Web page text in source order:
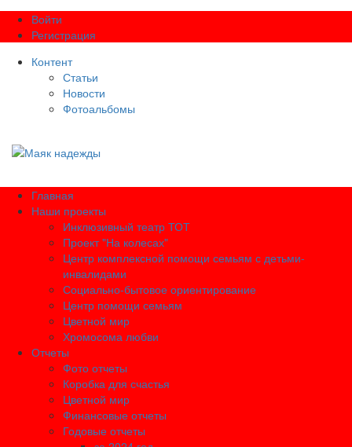
Войти
Регистрация
Контент
Статьи
Новости
Фотоальбомы
Главная
Наши проекты
Инклюзивный театр ТОТ
Проект "На колесах"
Центр комплексной помощи семьям с детьми-
инвалидами
Социально-бытовое ориентирование
Центр помощи семьям
Цветной мир
Хромосома любви
Отчеты
Фото отчеты
Коробка для счастья
Цветной мир
Финансовые отчеты
Годовые отчеты